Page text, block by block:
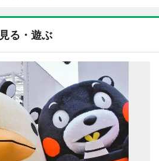
見る・遊ぶ